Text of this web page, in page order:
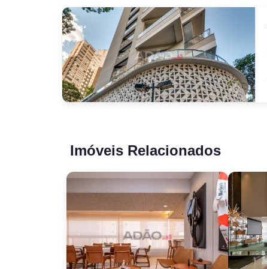
Imóveis Relacionados